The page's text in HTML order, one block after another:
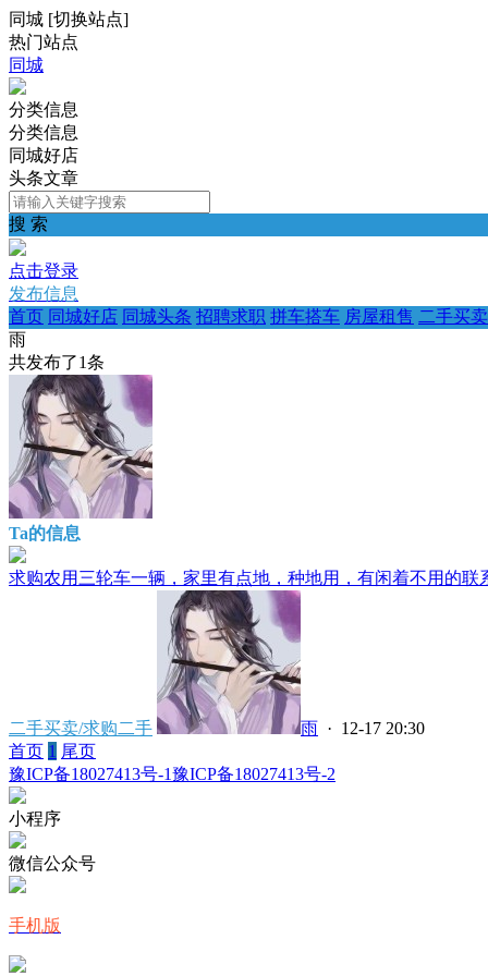
同城 [切换站点]
热门站点
同城
分类信息
分类信息
同城好店
头条文章
搜 索
点击登录
发布信息
首页 同城好店 同城头条 招聘求职 拼车搭车 房屋租售 二手买卖
雨
共发布了1条
Ta的信息
求购农用三轮车一辆，家里有点地，种地用，有闲着不用的联
二手买卖/求购二手 雨 · 12-17 20:30
首页 1 尾页
豫ICP备18027413号-1豫ICP备18027413号-2
小程序
微信公众号
手机版